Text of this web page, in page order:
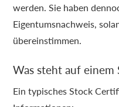
werden. Sie haben
Eigentumsnachweis,
übereinstimmen.
Was steht auf einem
Ein typisches Stock